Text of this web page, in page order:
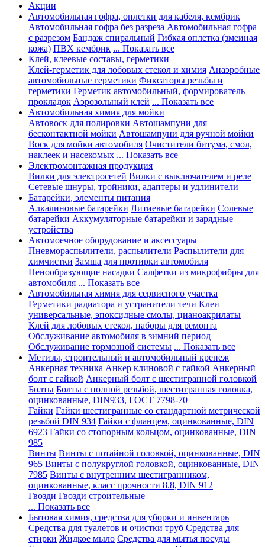
Акции
Автомобильная гофра, оплетки для кабеля, кембрик
Автомобильная гофра без разреза Автомобильная гофра
с разрезом Бандаж спиральный Гибкая оплетка (змеиная
кожа) ПВХ кембрик ... Показать все
Клей, клеевые составы, герметики
Клей-герметик для лобовых стекол и химия Анаэробные
автомобильные герметики Фиксаторы резьбы и
герметики Герметик автомобильный, формирователь
прокладок Аэрозольный клей ... Показать все
Автомобильная химия для мойки
Автовоск для полировки Автошампуни для
бесконтактной мойки Автошампуни для ручной мойки
Воск для мойки автомобиля Очистители битума, смол,
наклеек и насекомых ... Показать все
Электромонтажная продукция
Вилки для электросетей Вилки с выключателем и реле
Сетевые шнуры, тройники, адаптеры и удлинители
Батарейки, элементы питания
Алкалиновые батарейки Литиевые батарейки Солевые
батарейки Аккумуляторные батарейки и зарядные
устройства
Автомоечное оборудование и аксессуары
Пневмораспылители, распылители Распылители для
химчистки Замша для протирки автомобиля
Пенообразующие насадки Салфетки из микрофибры для
автомобиля ... Показать все
Автомобильная химия для сервисного участка
Герметики радиатора и устранители течи Клеи
универсальные, эпоксидные смолы, цианоакрилаты
Клей для лобовых стекол, наборы для ремонта
Обслуживание автомобиля в зимний период
Обслуживание тормозной системы ... Показать все
Метизы, строительный и автомобильный крепеж
Анкерная техника Анкер клиновой с гайкой Анкерный
болт с гайкой Анкерный болт с шестигранной головкой
Болты Болты с полной резьбой, шестигранная головка,
оцинкованные, DIN933, ГОСТ 7798-70
Гайки Гайки шестигранные со стандартной метрической
резьбой DIN 934 Гайки с фланцем, оцинкованные, DIN
6923 Гайки со стопорным кольцом, оцинкованные, DIN
985
Винты Винты с потайной головкой, оцинкованные, DIN
965 Винты с полукруглой головкой, оцинкованные, DIN
7985 Винты с внутренним шестигранником,
оцинкованные, класс прочности 8.8, DIN 912
Гвозди Гвозди строительные
... Показать все
Бытовая химия, средства для уборки и инвентарь
Средства для туалетов и очистки труб Средства для
стирки Жидкое мыло Средства для мытья посуды